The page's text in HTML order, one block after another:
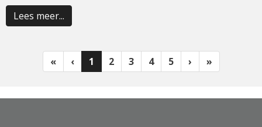
Lees meer...
« ‹ 1 (huidige)
2 3 4 5 › »